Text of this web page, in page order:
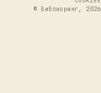
© Библиоринг, 2026